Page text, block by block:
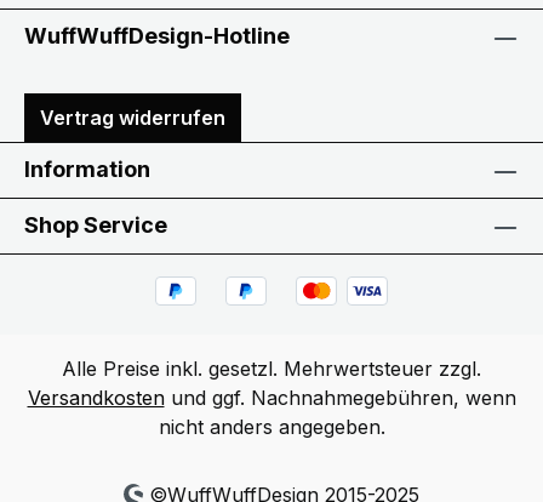
WuffWuffDesign-Hotline
Vertrag widerrufen
Information
Shop Service
Alle Preise inkl. gesetzl. Mehrwertsteuer zzgl.
Versandkostenund ggf. Nachnahmegebühren, wenn
nicht anders angegeben.
©WuffWuffDesign 2015-2025